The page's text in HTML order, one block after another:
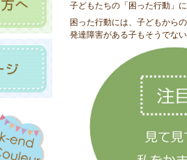
子どもたちの「困った行動」
困った行動には、子どもから
発達障害がある子もそうでな